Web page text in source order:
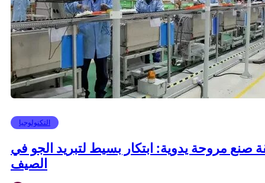
التكنولوجيا
صنع مروحة يدوية: ابتكار بسيط لتبريد الجو في
الصيف